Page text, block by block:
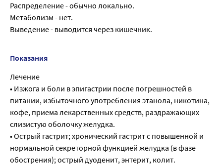
Распределение - обычно локально.
Метаболизм - нет.
Выведение - выводится через кишечник.
Показания
Лечение
• Изжога и боли в эпигастрии после погрешностей в
питании, избыточного употребления этанола, никотина,
кофе, приема лекарственных средств, раздражающих
слизистую оболочку желудка.
• Острый гастрит; хронический гастрит с повышенной и
нормальной секреторной функцией желудка (в фазе
обострения); острый дуоденит, энтерит, колит.